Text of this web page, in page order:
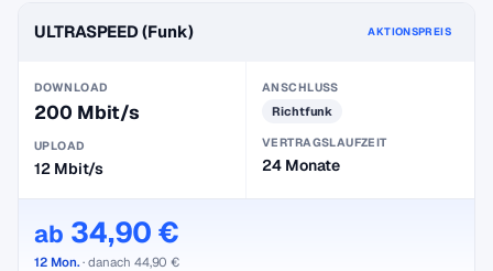
ULTRASPEED (Funk) AKTIONSPREIS
DOWNLOAD
200 Mbit/s
UPLOAD
12 Mbit/s
ANSCHLUSS
Richtfunk
VERTRAGSLAUFZEIT
24 Monate
ab 34,90 €
12 Mon.· danach 44,90 €